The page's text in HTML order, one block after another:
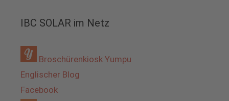
IBC SOLAR im Netz
Broschürenkiosk Yumpu
Englischer Blog
Facebook